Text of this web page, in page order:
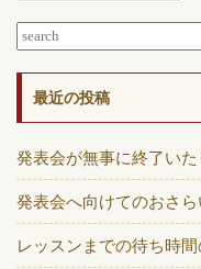
最近の投稿
発表会が無事に終了い
発表会へ向けてのおさら
レッスンまでの待ち時